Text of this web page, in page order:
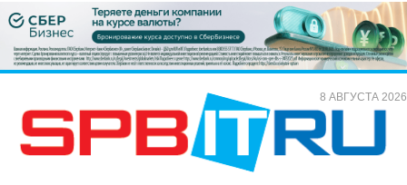
8 АВГУСТА 2026